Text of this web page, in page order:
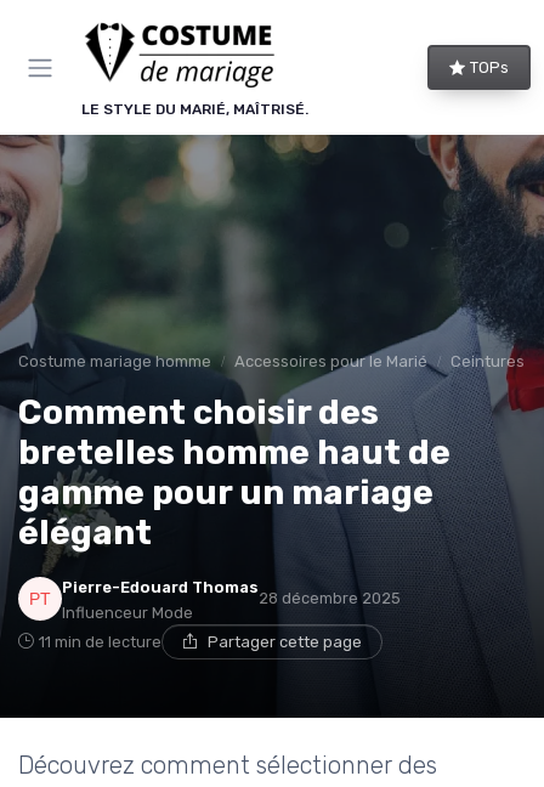
LE STYLE DU MARIÉ, MAÎTRISÉ.
TOPs
Costume mariage homme Accessoires pour le Marié Ceintures
Comment choisir des
bretelles homme haut de
gamme pour un mariage
élégant
Pierre-Edouard Thomas
Influenceur Mode
28 décembre 2025
11 min de lecture Partager cette page
Découvrez comment sélectionner des